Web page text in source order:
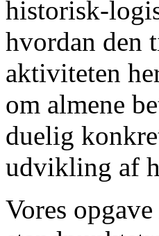
historisk-
hvordan den
aktiviteten
om almene
duelig
udvikling af
Vores